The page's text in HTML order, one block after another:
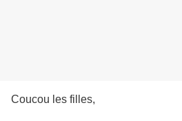
Coucou les filles,